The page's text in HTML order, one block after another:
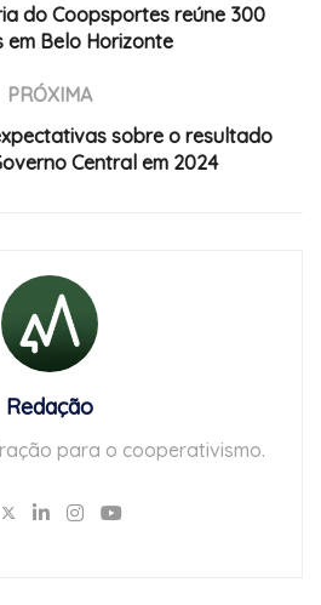
do Coopsportes reúne 300
em Belo Horizonte
PRÓXIMA
sobre o resultado
Central em 2024
Redação
para o cooperativismo.